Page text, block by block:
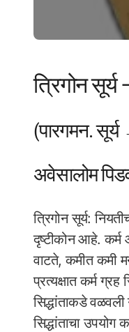
त्रिगोन सूर्य
(पारगमन.
अवेसालोम
त्रिगोन सूर्य:
दृष्टीकोन आहे. कर्म
वाटते, कमीत कमी
प्रत्यक्षात कर्म ग्रह
सिद्धांताकडे
सिद्धांताचा उपयोग